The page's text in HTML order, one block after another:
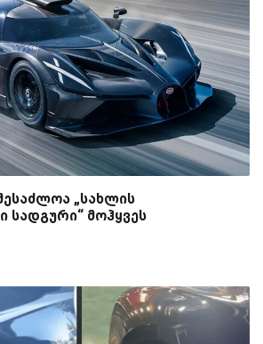
„სახლის
სადგური“ მოჰყვეს